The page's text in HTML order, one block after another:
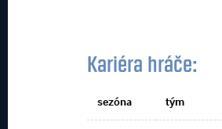
Kariéra hráče:
sezóna tým